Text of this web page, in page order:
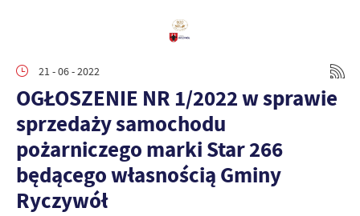
21 - 06 - 2022
OGŁOSZENIE NR 1/2022 w sprawie
sprzedaży samochodu
pożarniczego marki Star 266
będącego własnością Gminy
Ryczywół